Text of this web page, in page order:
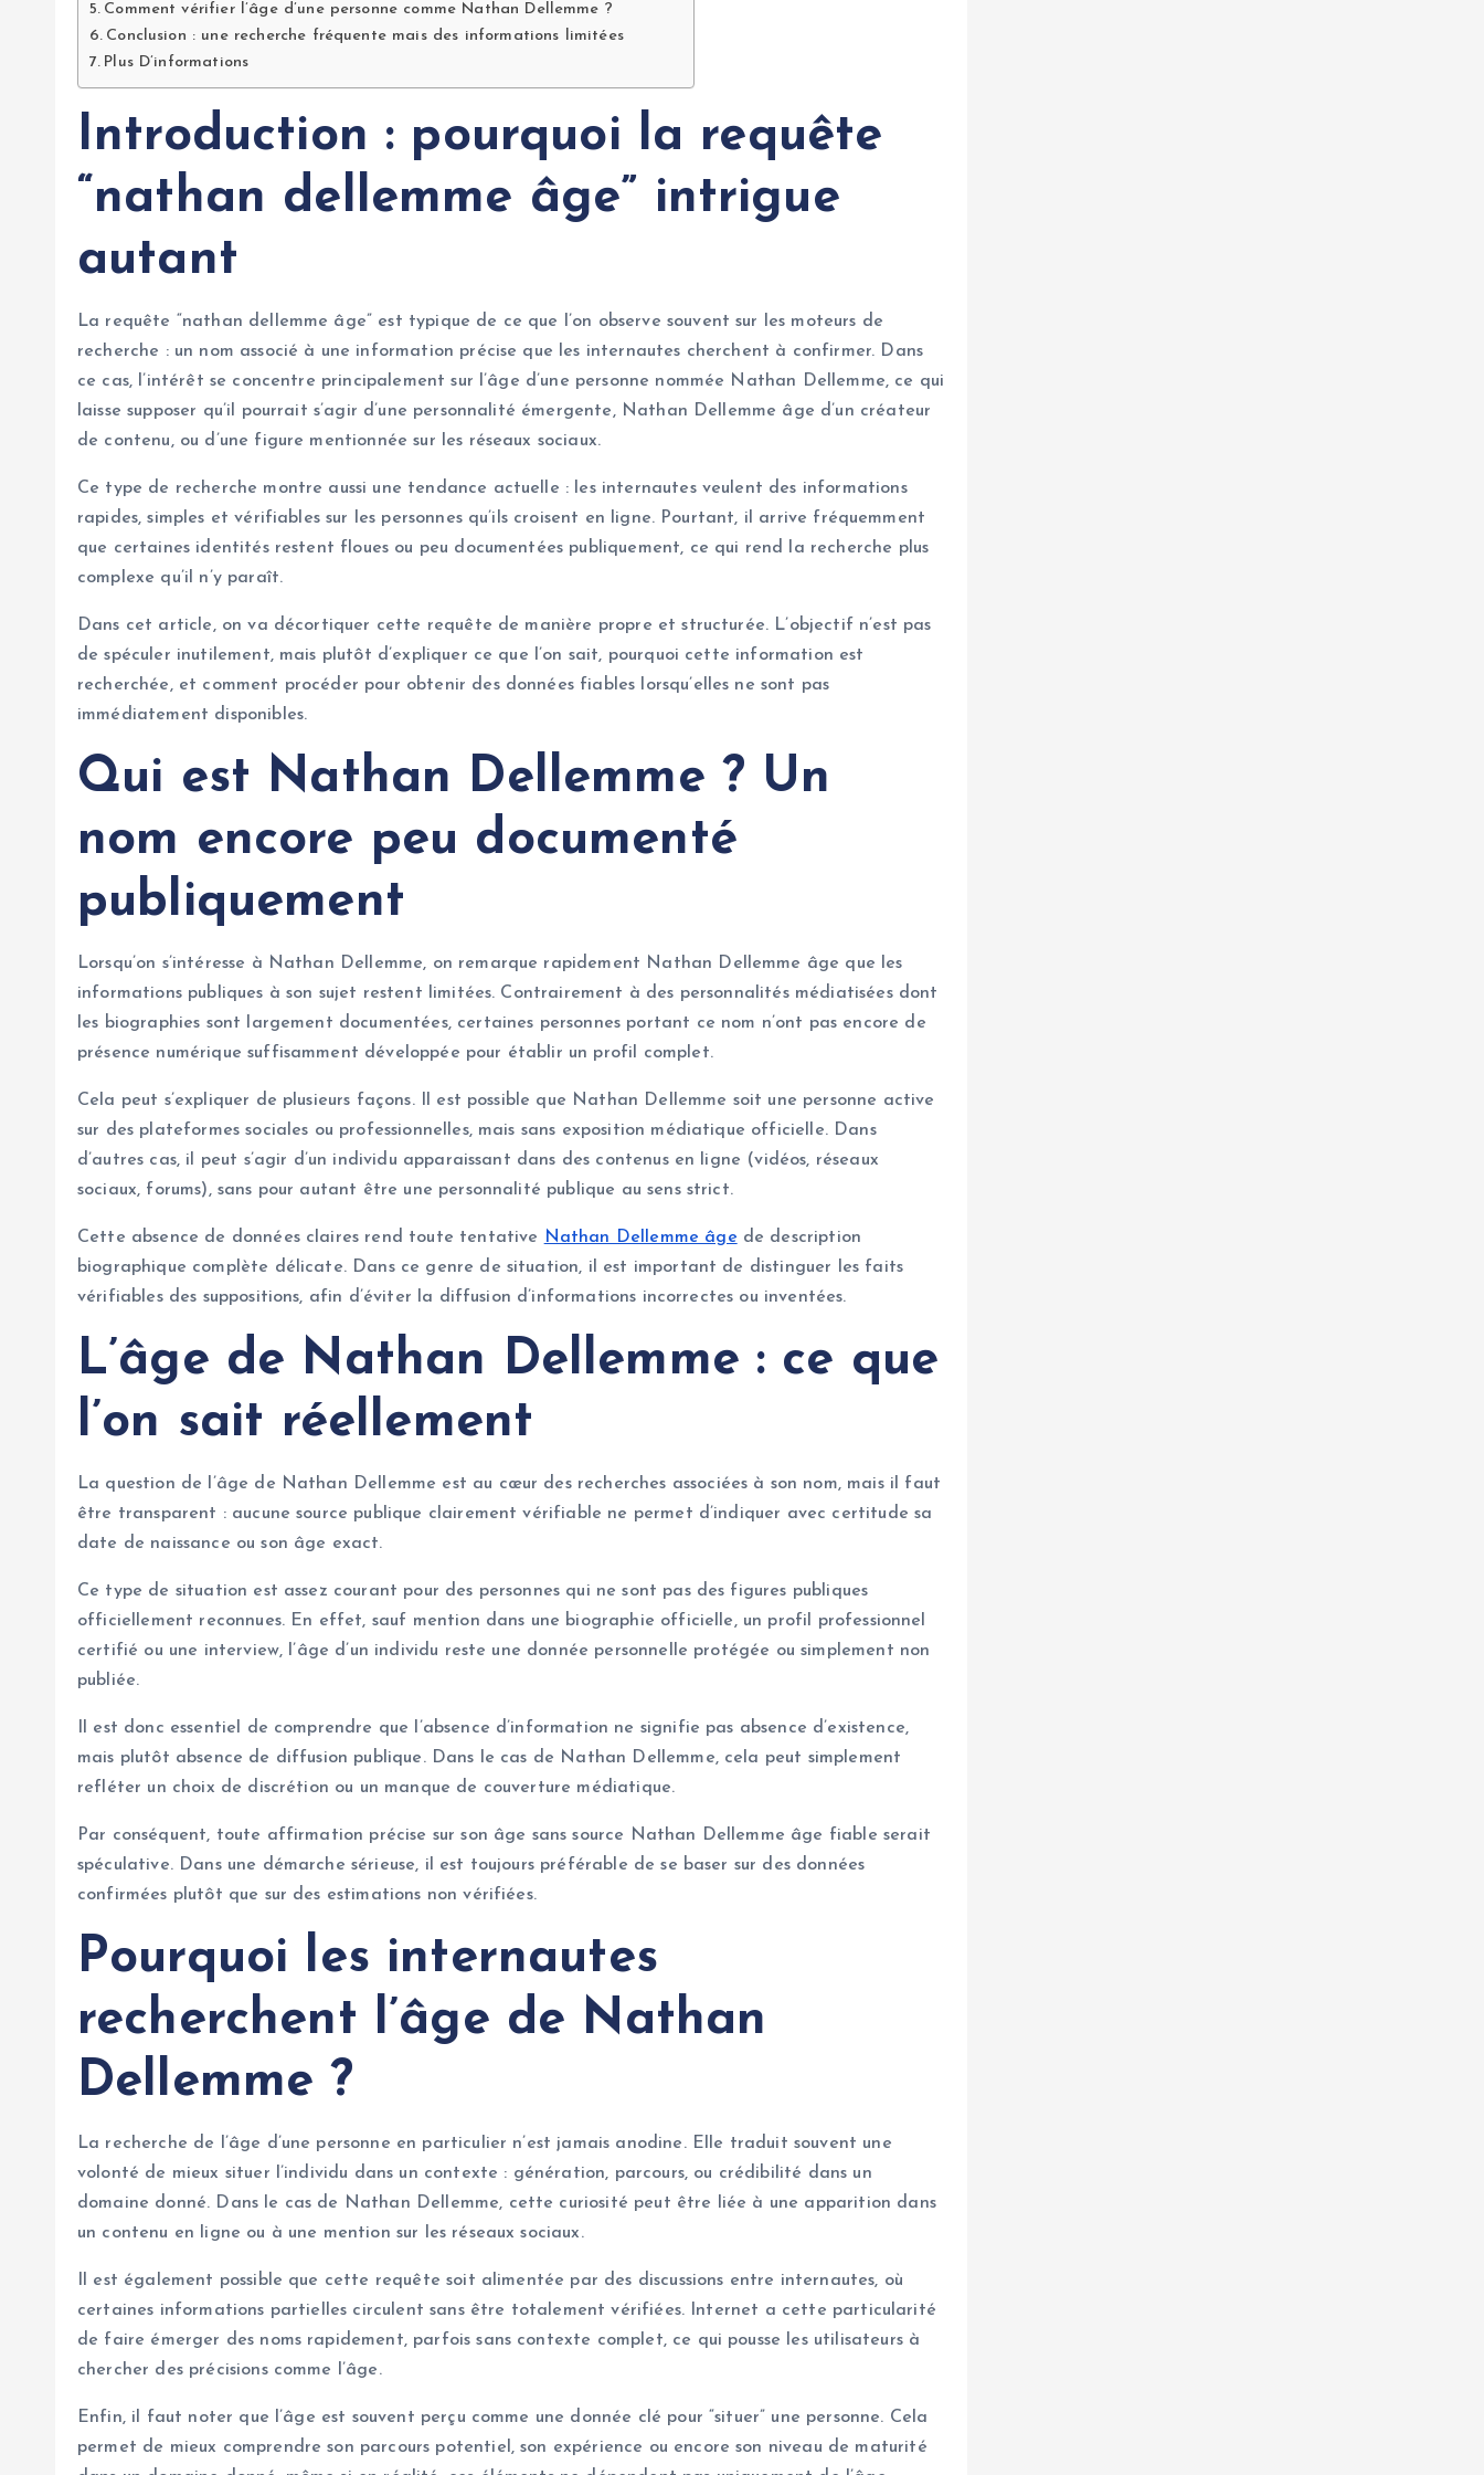
Comment vérifier l’âge d’une personne comme Nathan Dellemme ?
Conclusion : une recherche fréquente mais des informations limitées
Plus D’informations
Introduction : pourquoi la requête
“nathan dellemme âge” intrigue
autant
La requête “nathan dellemme âge” est typique de ce que l’on observe souvent sur les moteurs de
recherche : un nom associé à une information précise que les internautes cherchent à confirmer. Dans
ce cas, l’intérêt se concentre principalement sur l’âge d’une personne nommée Nathan Dellemme, ce qui
laisse supposer qu’il pourrait s’agir d’une personnalité émergente, Nathan Dellemme âge d’un créateur
de contenu, ou d’une figure mentionnée sur les réseaux sociaux.
Ce type de recherche montre aussi une tendance actuelle : les internautes veulent des informations
rapides, simples et vérifiables sur les personnes qu’ils croisent en ligne. Pourtant, il arrive fréquemment
que certaines identités restent floues ou peu documentées publiquement, ce qui rend la recherche plus
complexe qu’il n’y paraît.
Dans cet article, on va décortiquer cette requête de manière propre et structurée. L’objectif n’est pas
de spéculer inutilement, mais plutôt d’expliquer ce que l’on sait, pourquoi cette information est
recherchée, et comment procéder pour obtenir des données fiables lorsqu’elles ne sont pas
immédiatement disponibles.
Qui est Nathan Dellemme ? Un
nom encore peu documenté
publiquement
Lorsqu’on s’intéresse à Nathan Dellemme, on remarque rapidement Nathan Dellemme âge que les
informations publiques à son sujet restent limitées. Contrairement à des personnalités médiatisées dont
les biographies sont largement documentées, certaines personnes portant ce nom n’ont pas encore de
présence numérique suffisamment développée pour établir un profil complet.
Cela peut s’expliquer de plusieurs façons. Il est possible que Nathan Dellemme soit une personne active
sur des plateformes sociales ou professionnelles, mais sans exposition médiatique officielle. Dans
d’autres cas, il peut s’agir d’un individu apparaissant dans des contenus en ligne (vidéos, réseaux
sociaux, forums), sans pour autant être une personnalité publique au sens strict.
Cette absence de données claires rend toute tentative Nathan Dellemme âge de description
biographique complète délicate. Dans ce genre de situation, il est important de distinguer les faits
vérifiables des suppositions, afin d’éviter la diffusion d’informations incorrectes ou inventées.
L’âge de Nathan Dellemme : ce que
l’on sait réellement
La question de l’âge de Nathan Dellemme est au cœur des recherches associées à son nom, mais il faut
être transparent : aucune source publique clairement vérifiable ne permet d’indiquer avec certitude sa
date de naissance ou son âge exact.
Ce type de situation est assez courant pour des personnes qui ne sont pas des figures publiques
officiellement reconnues. En effet, sauf mention dans une biographie officielle, un profil professionnel
certifié ou une interview, l’âge d’un individu reste une donnée personnelle protégée ou simplement non
publiée.
Il est donc essentiel de comprendre que l’absence d’information ne signifie pas absence d’existence,
mais plutôt absence de diffusion publique. Dans le cas de Nathan Dellemme, cela peut simplement
refléter un choix de discrétion ou un manque de couverture médiatique.
Par conséquent, toute affirmation précise sur son âge sans source Nathan Dellemme âge fiable serait
spéculative. Dans une démarche sérieuse, il est toujours préférable de se baser sur des données
confirmées plutôt que sur des estimations non vérifiées.
Pourquoi les internautes
recherchent l’âge de Nathan
Dellemme ?
La recherche de l’âge d’une personne en particulier n’est jamais anodine. Elle traduit souvent une
volonté de mieux situer l’individu dans un contexte : génération, parcours, ou crédibilité dans un
domaine donné. Dans le cas de Nathan Dellemme, cette curiosité peut être liée à une apparition dans
un contenu en ligne ou à une mention sur les réseaux sociaux.
Il est également possible que cette requête soit alimentée par des discussions entre internautes, où
certaines informations partielles circulent sans être totalement vérifiées. Internet a cette particularité
de faire émerger des noms rapidement, parfois sans contexte complet, ce qui pousse les utilisateurs à
chercher des précisions comme l’âge.
Enfin, il faut noter que l’âge est souvent perçu comme une donnée clé pour “situer” une personne. Cela
permet de mieux comprendre son parcours potentiel, son expérience ou encore son niveau de maturité